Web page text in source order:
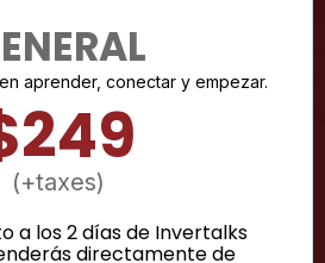
aprender, conectar y empezar.
(+taxes)
a los 2 días de Invertalks
directamente de